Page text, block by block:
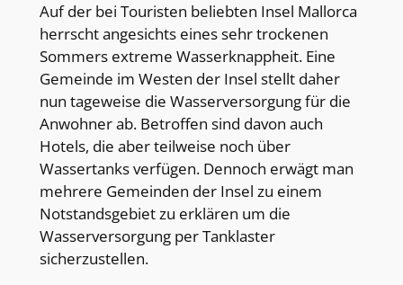
Auf der bei Touristen beliebten Insel Mallorca
herrscht angesichts eines sehr trockenen
Sommers extreme Wasserknappheit. Eine
Gemeinde im Westen der Insel stellt daher
nun tageweise die Wasserversorgung für die
Anwohner ab. Betroffen sind davon auch
Hotels, die aber teilweise noch über
Wassertanks verfügen. Dennoch erwägt man
mehrere Gemeinden der Insel zu einem
Notstandsgebiet zu erklären um die
Wasserversorgung per Tanklaster
sicherzustellen.